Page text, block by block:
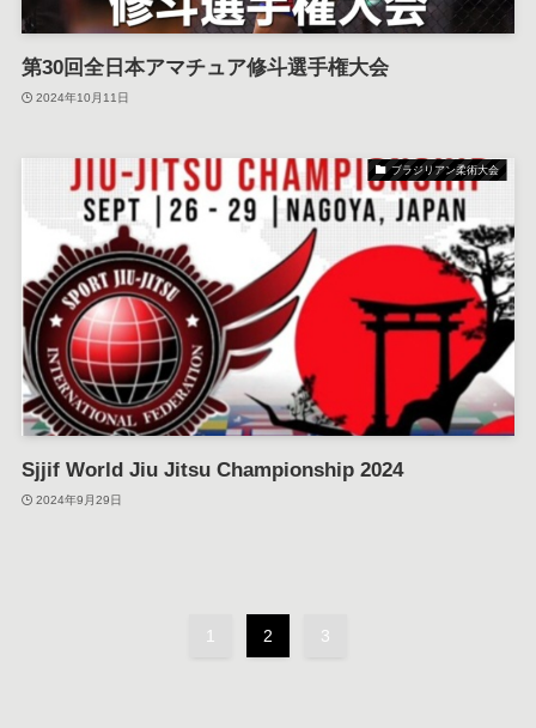
第30回全日本アマチュア修斗選手権大会
2024年10月11日
ブラジリアン柔術大会
Sjjif World Jiu Jitsu Championship 2024
2024年9月29日
1 2 3